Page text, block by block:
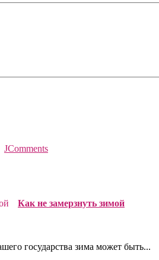
JComments
Как не замерзнуть зимой
государства зима может быть...